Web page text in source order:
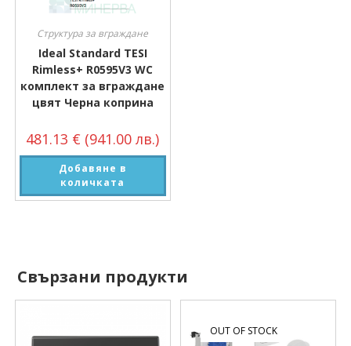
Структура за вграждане
Ideal Standard TESI
Rimless+ R0595V3 WC
комплект за вграждане
цвят Черна коприна
481.13 € (941.00 лв.)
Добавяне в
количката
Свързани продукти
OUT OF STOCK